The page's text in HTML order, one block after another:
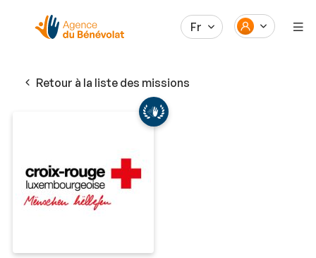
Fr
Retour à la liste des missions